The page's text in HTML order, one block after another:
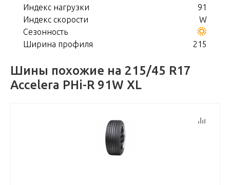
Индекс нагрузки
91
Индекс скорости
W
Сезонность
Ширина профиля
215
Шины похожие на 215/45 R17
Accelera PHi-R 91W XL